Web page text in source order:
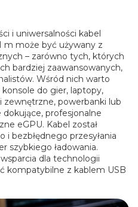
i uniwersalności kabel
m może być używany z
– zarówno tych, których
bardziej zaawansowanych,
Wśród nich warto
do gier, laptopy,
zewnętrzne, powerbanki lub
dokujące, profesjonalne
eGPU. Kabel został
i bezbłędnego przesyłania
szybkiego ładowania.
dla technologii
kompatybilne z kablem USB